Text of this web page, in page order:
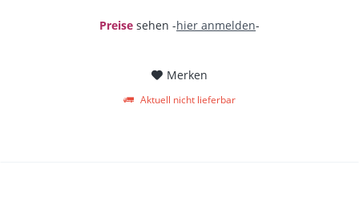
Preise sehen -hier anmelden-
Merken
Aktuell nicht lieferbar